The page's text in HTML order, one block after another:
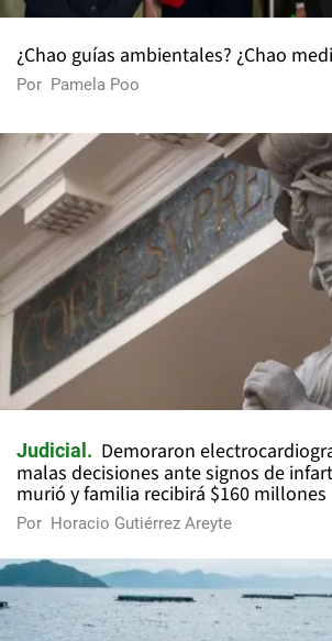
¿Chao guías ambientales? ¿Chao
Por Pamela Poo
Judicial
Demoraron
malas decisiones ante signos de
murió y familia recibirá $160 millones
Por Horacio Gutiérrez Areyte